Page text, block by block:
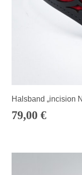
Halsband „incision
79,00 €